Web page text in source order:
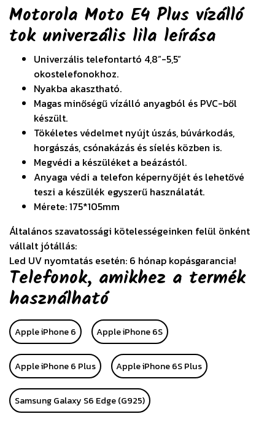
Motorola Moto E4 Plus vízálló
tok univerzális lila leírása
Univerzális telefontartó 4,8”-5,5”
okostelefonokhoz.
Nyakba akasztható.
Magas minőségű vízálló anyagból és PVC-ből
készült.
Tökéletes védelmet nyújt úszás, búvárkodás,
horgászás, csónakázás és síelés közben is.
Megvédi a készüléket a beázástól.
Anyaga védi a telefon képernyőjét és lehetővé
teszi a készülék egyszerű használatát.
Mérete: 175*105mm
Általános szavatossági kötelességeinken felül önként
vállalt jótállás:
Led UV nyomtatás esetén: 6 hónap kopásgarancia!
Telefonok, amikhez a termék
használható
Apple iPhone 6 Apple iPhone 6S
Apple iPhone 6 Plus Apple iPhone 6S Plus
Samsung Galaxy S6 Edge (G925)